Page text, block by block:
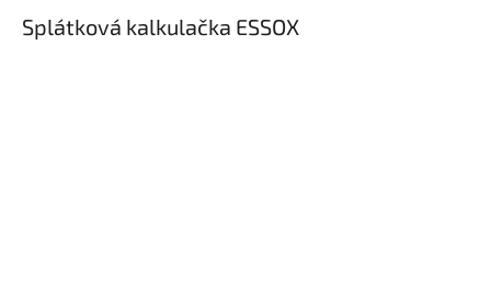
Splátková kalkulačka ESSOX